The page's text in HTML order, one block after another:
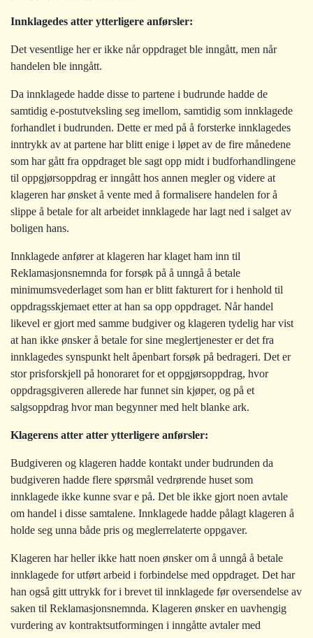
Innklagedes atter ytterligere anførsler:
Det vesentlige her er ikke når oppdraget ble inngått, men når
handelen ble inngått.
Da innklagede hadde disse to partene i budrunde hadde de
samtidig e-postutveksling seg imellom, samtidig som innklagede
forhandlet i budrunden. Dette er med på å forsterke innklagedes
inntrykk av at partene har blitt enige i løpet av de fire månedene
som har gått fra oppdraget ble sagt opp midt i budforhandlingene
til oppgjørsoppdrag er inngått hos annen megler og videre at
klageren har ønsket å vente med å formalisere handelen for å
slippe å betale for alt arbeidet innklagede har lagt ned i salget av
boligen hans.
Innklagede anfører at klageren har klaget ham inn til
Reklamasjonsnemnda for forsøk på å unngå å betale
minimumsvederlaget som han er blitt fakturert for i henhold til
oppdragsskjemaet etter at han sa opp oppdraget. Når handel
likevel er gjort med samme budgiver og klageren tydelig har vist
at han ikke ønsker å betale for sine meglertjenester er det fra
innklagedes synspunkt helt åpenbart forsøk på bedrageri. Det er
stor prisforskjell på honoraret for et oppgjørsoppdrag, hvor
oppdragsgiveren allerede har funnet sin kjøper, og på et
salgsoppdrag hvor man begynner med helt blanke ark.
Klagerens atter atter ytterligere anførsler:
Budgiveren og klageren hadde kontakt under budrunden da
budgiveren hadde flere spørsmål vedrørende huset som
innklagede ikke kunne svar e på. Det ble ikke gjort noen avtale
om handel i disse samtalene. Innklagede hadde pålagt klageren å
holde seg unna både pris og meglerrelaterte oppgaver.
Klageren har heller ikke hatt noen ønsker om å unngå å betale
innklagede for utført arbeid i forbindelse med oppdraget. Det har
han også gitt uttrykk for i brevet til innklagede før oversendelse av
saken til Reklamasjonsnemnda. Klageren ønsker en uavhengig
vurdering av kontraktsutformingen i inngåtte avtaler med